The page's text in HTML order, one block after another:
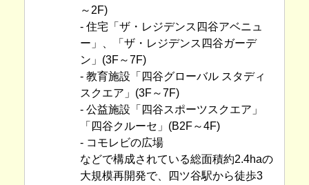
～2F)
- 住宅「ザ・レジデンス四谷アベニュ
ー」、「ザ・レジデンス四谷ガーデ
ン」(3F～7F)
- 教育施設「四谷グローバル スタディ
スクエア」(3F～7F)
- 公益施設「四谷スポーツスクエア」
「四谷クルーセ」(B2F～4F)
- コモレビの広場
などで構成されている総面積約2.4haの
大規模再開発で、四ツ谷駅から徒歩3